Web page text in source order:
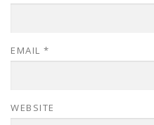
EMAIL *
WEBSITE